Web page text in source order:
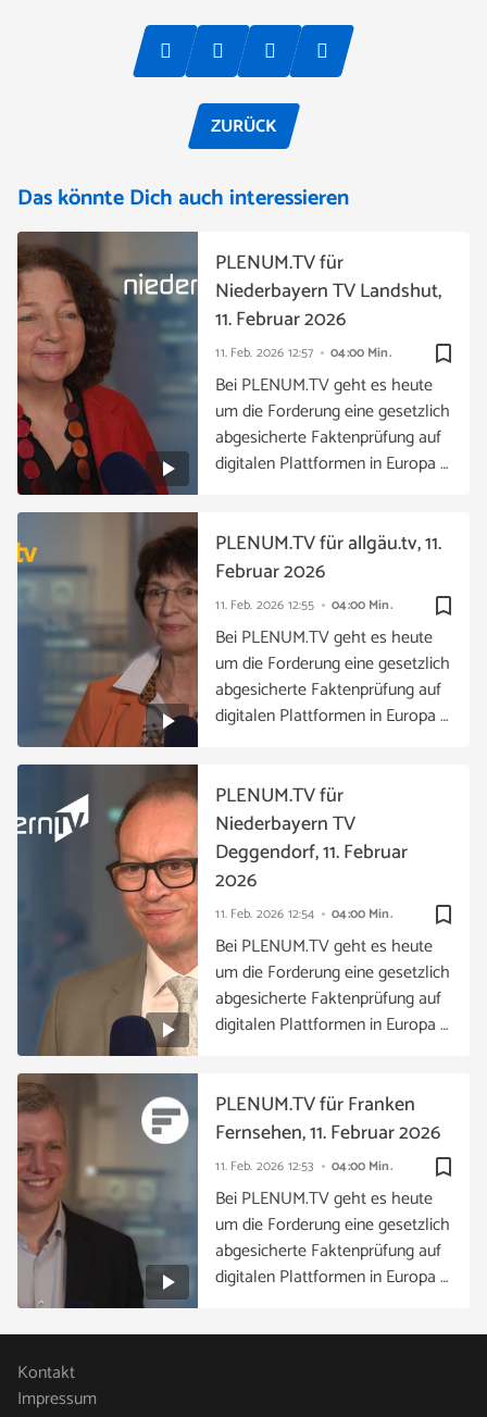
ZURÜCK
Das könnte Dich auch interessieren
bookmark_border
11. Feb. 2026 12:57 04:00 Min.
PLENUM.TV für
Niederbayern TV Landshut,
11. Februar 2026
Bei PLENUM.TV geht es heute
um die Forderung eine gesetzlich
abgesicherte Faktenprüfung auf
digitalen Plattformen in Europa …
bookmark_border
11. Feb. 2026 12:55 04:00 Min.
PLENUM.TV für allgäu.tv, 11.
Februar 2026
Bei PLENUM.TV geht es heute
um die Forderung eine gesetzlich
abgesicherte Faktenprüfung auf
digitalen Plattformen in Europa …
bookmark_border
11. Feb. 2026 12:54 04:00 Min.
PLENUM.TV für
Niederbayern TV
Deggendorf, 11. Februar
2026
Bei PLENUM.TV geht es heute
um die Forderung eine gesetzlich
abgesicherte Faktenprüfung auf
digitalen Plattformen in Europa …
bookmark_border
11. Feb. 2026 12:53 04:00 Min.
PLENUM.TV für Franken
Fernsehen, 11. Februar 2026
Bei PLENUM.TV geht es heute
um die Forderung eine gesetzlich
abgesicherte Faktenprüfung auf
digitalen Plattformen in Europa …
Kontakt
Impressum